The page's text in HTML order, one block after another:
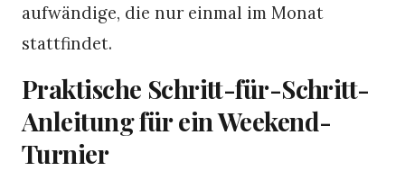
aufwändige, die nur einmal im Monat
stattfindet.
Praktische Schritt-für-Schritt-
Anleitung für ein Weekend-
Turnier